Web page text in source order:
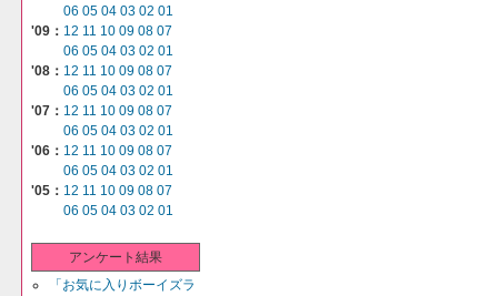
06 05 04 03 02 01
'09： 12 11 10 09 08 07
06 05 04 03 02 01
'08： 12 11 10 09 08 07
06 05 04 03 02 01
'07： 12 11 10 09 08 07
06 05 04 03 02 01
'06： 12 11 10 09 08 07
06 05 04 03 02 01
'05： 12 11 10 09 08 07
06 05 04 03 02 01
アンケート結果
「お気に入りボーイズラ